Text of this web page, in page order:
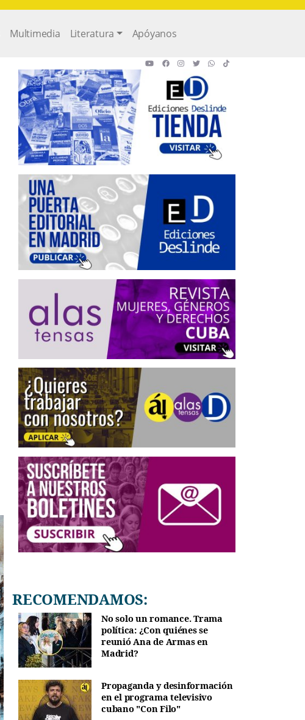
Multimedia Literatura Apóyanos
RECOMENDAMOS:
No solo un romance. Trama
política: ¿Con quiénes se
reunió Ana de Armas en
Madrid?
Propaganda y desinformación
en el programa televisivo
cubano "Con Filo"